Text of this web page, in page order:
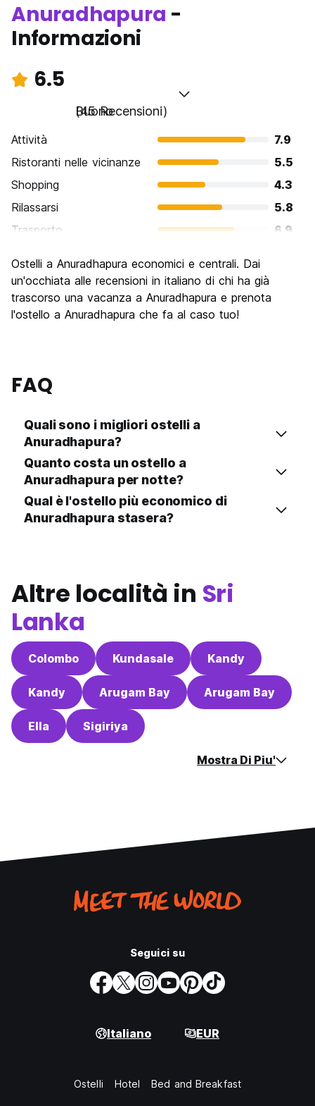
Anuradhapura -
Informazioni
6.5
Buono
(45 Recensioni)
Attività
7.9
Ristoranti nelle vicinanze
5.5
Shopping
4.3
Rilassarsi
5.8
Trasporto
6.9
Luoghi di interesse culturale
Festa / Vita notturna
Qualita' Prezzo
Ostelli a Anuradhapura economici e centrali. Dai
un'occhiata alle recensioni in italiano di chi ha già
trascorso una vacanza a Anuradhapura e prenota
l'ostello a Anuradhapura che fa al caso tuo!
FAQ
Quali sono i migliori ostelli a
Anuradhapura?
Quanto costa un ostello a
Anuradhapura per notte?
Qual è l'ostello più economico di
Anuradhapura stasera?
Altre località in Sri
Lanka
Colombo Kundasale Kandy
Kandy Arugam Bay Arugam Bay
Ella Sigiriya
Mostra Di Piu'
Seguici su
Italiano EUR
Ostelli Hotel Bed and Breakfast